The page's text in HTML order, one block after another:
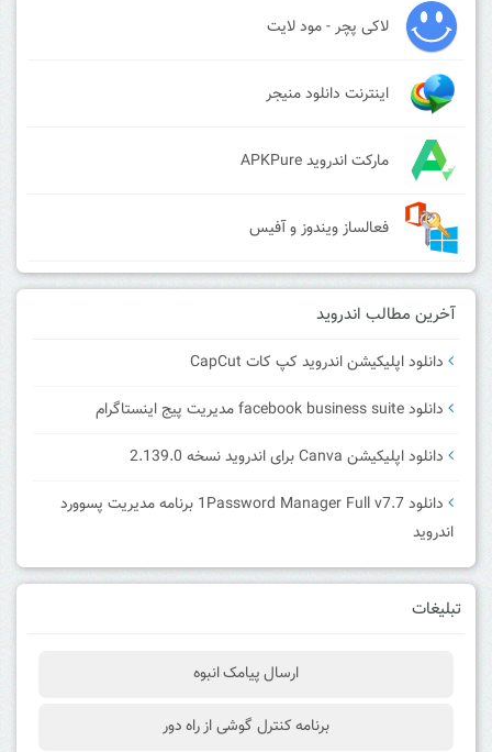
لاکی پچر - مود لایت
اینترنت دانلود منیجر
مارکت اندروید APKPure
فعالساز ویندوز و آفیس
آخرین مطالب اندروید
دانلود اپلیکیشن اندروید کپ کات CapCut
دانلود facebook business suite مدیریت پیج اینستاگرام
دانلود اپلیکیشن Canva برای اندروید نسخه 2.139.0
دانلود 1Password Manager Full v7.7 برنامه مدیریت پسوورد
اندروید
تبلیغات
ارسال پیامک انبوه
برنامه کنترل گوشی از راه دور